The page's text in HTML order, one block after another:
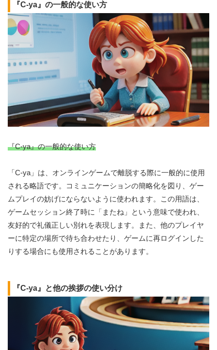
『C-ya』の一般的な使い方
『C-ya』の一般的な使い方
「C-ya」は、オンラインゲームで離脱する際に一般的に使用
される略語です。コミュニケーションの簡略化を図り、ゲー
ムプレイの妨げにならないように使われます。この用語は、
ゲームセッション終了時に「またね」という意味で使われ、
友好的で礼儀正しい別れを表現します。また、他のプレイヤ
ーに特定の場所で待ち合わせたり、ゲームに再ログインした
りする場合にも使用されることがあります。
『C-ya』と他の挨拶の使い分け